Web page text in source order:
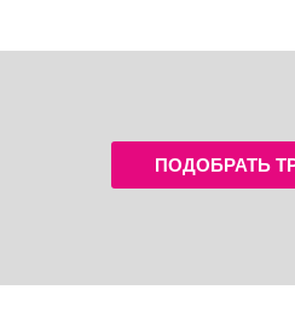
ПОДОБРАТЬ